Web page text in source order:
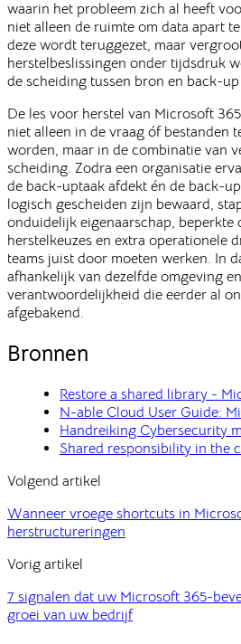
waarin het probleem zich al heeft
niet alleen de ruimte om data apart
deze wordt teruggezet, maar
herstelbeslissingen onder tijdsdruk
de scheiding tussen bron en back-
De les voor herstel van Microsoft
niet alleen in de vraag óf bestanden
worden, maar in de combinatie van
scheiding. Zodra een organisatie
de back-uptaak afdekt én de back-
logisch gescheiden zijn bewaard,
onduidelijk eigenaarschap, beperkte
herstelkeuzes en extra operationele
teams juist door moeten werken. In
afhankelijk van dezelfde omgeving
verantwoordelijkheid die eerder al
afgebakend.
Bronnen
Restore a shared library -
N-able Cloud User Guide:
Handreiking Cybersecurity
Shared responsibility in the
Volgend artikel
Wanneer vroege shortcuts in
herstructureringen
Vorig artikel
7 signalen dat uw Microsoft 365-
groei van uw bedrijf